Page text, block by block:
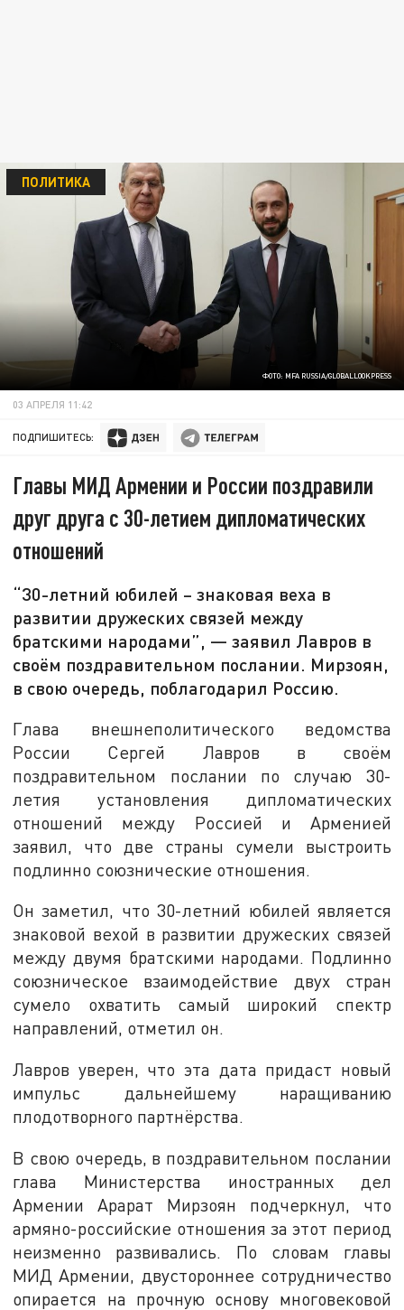
ФОТО: MFA RUSSIA/GLOBALLOOKPRESS
ПОЛИТИКА
03 АПРЕЛЯ 11:42
ПОДПИШИТЕСЬ:
Главы МИД Армении и России поздравили
друг друга с 30-летием дипломатических
отношений
“30-летний юбилей – знаковая веха в
развитии дружеских связей между
братскими народами”, — заявил Лавров в
своём поздравительном послании. Мирзоян,
в свою очередь, поблагодарил Россию.
Глава внешнеполитического ведомства
России Сергей Лавров в своём
поздравительном послании по случаю 30-
летия установления дипломатических
отношений между Россией и Арменией
заявил, что две страны сумели выстроить
подлинно союзнические отношения.
Он заметил, что 30-летний юбилей является
знаковой вехой в развитии дружеских связей
между двумя братскими народами. Подлинно
союзническое взаимодействие двух стран
сумело охватить самый широкий спектр
направлений, отметил он.
Лавров уверен, что эта дата придаст новый
импульс дальнейшему наращиванию
плодотворного партнёрства.
В свою очередь, в поздравительном послании
глава Министерства иностранных дел
Армении Арарат Мирзоян подчеркнул, что
армяно-российские отношения за этот период
неизменно развивались. По словам главы
МИД Армении, двустороннее сотрудничество
опирается на прочную основу многовековой